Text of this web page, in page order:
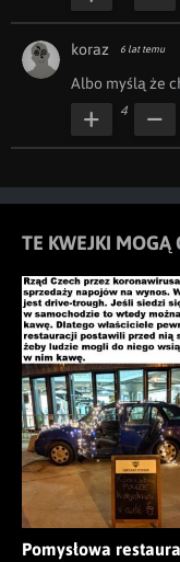
koraz 6 lat temu
Albo myślą że
4
TE KWEJKI MOGĄ
Pomysłowa